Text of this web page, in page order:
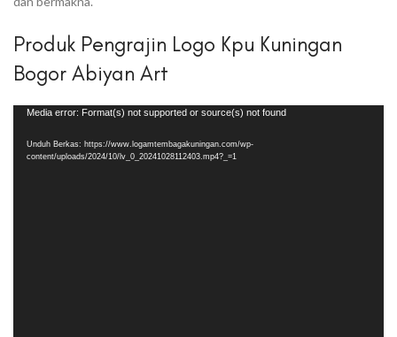
Produk Pengrajin Logo Kpu Kuningan
Bogor Abiyan Art
Pemutar
Media error: Format(s) not supported or source(s) not found
Unduh Berkas: https://www.logamtembagakuningan.com/wp-
content/uploads/2024/10/lv_0_20241028112403.mp4?_=1